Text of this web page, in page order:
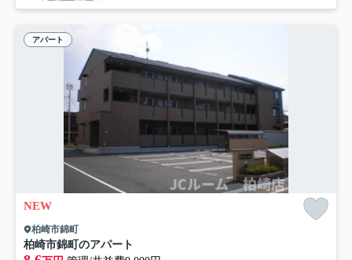
アパート
NEW
柏崎市錦町
柏崎市錦町のアパート